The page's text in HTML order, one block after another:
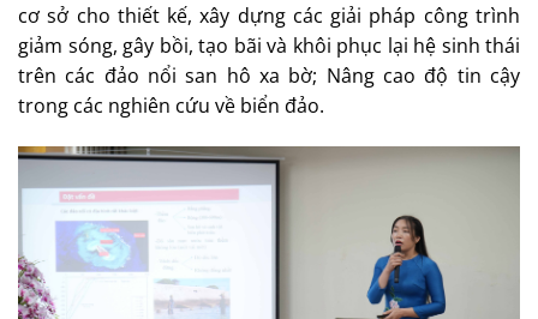
cơ sở cho thiết kế, xây dựng các giải pháp công trình
giảm sóng, gây bồi, tạo bãi và khôi phục lại hệ sinh thái
trên các đảo nổi san hô xa bờ; Nâng cao độ tin cậy
trong các nghiên cứu về biển đảo.